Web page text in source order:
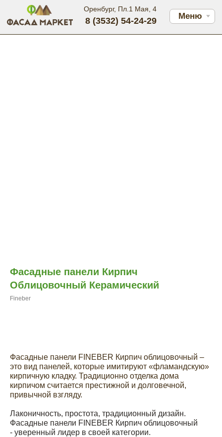
Меню
Оренбург, Пл.1 Мая, 4
8 (3532) 54-24-29
Фасадные панели Кирпич
Облицовочный Керамический
Fineber
Фасадные панели FINEBER Кирпич облицовочный –
это вид панелей, которые имитируют «фламандскую»
кирпичную кладку. Традиционно отделка дома
кирпичом считается престижной и долговечной,
привычной взгляду.
Лаконичность, простота, традиционный дизайн.
Фасадные панели FINEBER Кирпич облицовочный
- уверенный лидер в своей категории.